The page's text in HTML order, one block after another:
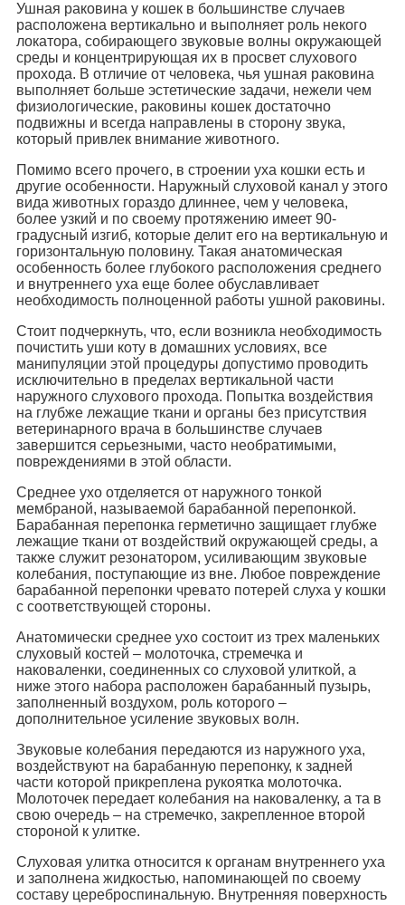
Ушная раковина у кошек в большинстве случаев
расположена вертикально и выполняет роль некого
локатора, собирающего звуковые волны окружающей
среды и концентрирующая их в просвет слухового
прохода. В отличие от человека, чья ушная раковина
выполняет больше эстетические задачи, нежели чем
физиологические, раковины кошек достаточно
подвижны и всегда направлены в сторону звука,
который привлек внимание животного.
Помимо всего прочего, в строении уха кошки есть и
другие особенности. Наружный слуховой канал у этого
вида животных гораздо длиннее, чем у человека,
более узкий и по своему протяжению имеет 90-
градусный изгиб, которые делит его на вертикальную и
горизонтальную половину. Такая анатомическая
особенность более глубокого расположения среднего
и внутреннего уха еще более обуславливает
необходимость полноценной работы ушной раковины.
Стоит подчеркнуть, что, если возникла необходимость
почистить уши коту в домашних условиях, все
манипуляции этой процедуры допустимо проводить
исключительно в пределах вертикальной части
наружного слухового прохода. Попытка воздействия
на глубже лежащие ткани и органы без присутствия
ветеринарного врача в большинстве случаев
завершится серьезными, часто необратимыми,
повреждениями в этой области.
Среднее ухо отделяется от наружного тонкой
мембраной, называемой барабанной перепонкой.
Барабанная перепонка герметично защищает глубже
лежащие ткани от воздействий окружающей среды, а
также служит резонатором, усиливающим звуковые
колебания, поступающие из вне. Любое повреждение
барабанной перепонки чревато потерей слуха у кошки
с соответствующей стороны.
Анатомически среднее ухо состоит из трех маленьких
слуховый костей – молоточка, стремечка и
наковаленки, соединенных со слуховой улиткой, а
ниже этого набора расположен барабанный пузырь,
заполненный воздухом, роль которого –
дополнительное усиление звуковых волн.
Звуковые колебания передаются из наружного уха,
воздействуют на барабанную перепонку, к задней
части которой прикреплена рукоятка молоточка.
Молоточек передает колебания на наковаленку, а та в
свою очередь – на стремечко, закрепленное второй
стороной к улитке.
Слуховая улитка относится к органам внутреннего уха
и заполнена жидкостью, напоминающей по своему
составу цереброспинальную. Внутренняя поверхность